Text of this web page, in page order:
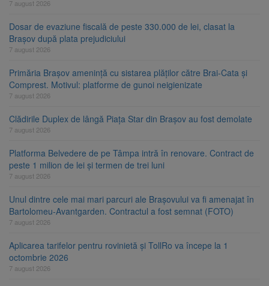
7 august 2026
Dosar de evaziune fiscală de peste 330.000 de lei, clasat la
Brașov după plata prejudiciului
7 august 2026
Primăria Brașov amenință cu sistarea plăților către Brai-Cata și
Comprest. Motivul: platforme de gunoi neigienizate
7 august 2026
Clădirile Duplex de lângă Piața Star din Brașov au fost demolate
7 august 2026
Platforma Belvedere de pe Tâmpa intră în renovare. Contract de
peste 1 milion de lei și termen de trei luni
7 august 2026
Unul dintre cele mai mari parcuri ale Brașovului va fi amenajat în
Bartolomeu-Avantgarden. Contractul a fost semnat (FOTO)
7 august 2026
Aplicarea tarifelor pentru rovinietă și TollRo va începe la 1
octombrie 2026
7 august 2026